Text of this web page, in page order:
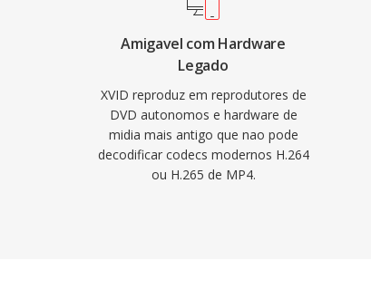
é outros formatos. O
em muitos players de
que suportavam
compartilham o
é outros
Amigavel com Hardware
Legado
XVID reproduz em reprodutores de
DVD autonomos e hardware de
midia mais antigo que nao pode
decodificar codecs modernos H.264
ou H.265 de MP4.